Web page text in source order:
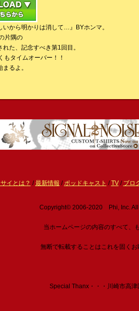
いから明かりは消して…』BYホンマ。
片隅の
た、記念すべき第1回目。
もタイムオーバー！！
るよ。
イとは？ /最新情報 /ポッドキャスト /TV/ ブロ
Copyright© 2006-2020 Phi, Inc. All
当ホームページの内容のすべて、
無断で転載することはこれを固くお
Special Thanx・・・川崎市高津